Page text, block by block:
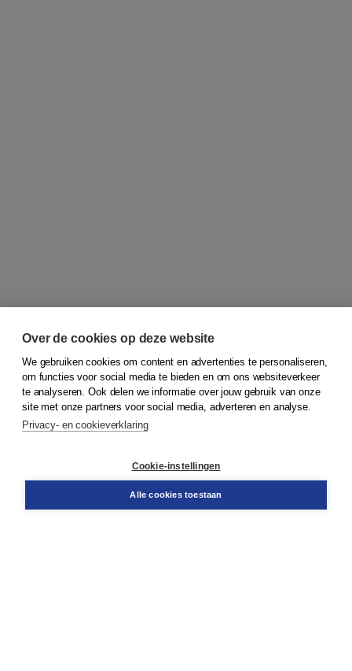
© 2026Koninklijke Boom uitgevers
Bestellen
Over de cookies op deze website
We gebruiken cookies om content en advertenties te personaliseren,
om functies voor social media te bieden en om ons websiteverkeer
te analyseren. Ook delen we informatie over jouw gebruik van onze
site met onze partners voor social media, adverteren en analyse.
Privacy- en cookieverklaring
Cookie-instellingen
Alle cookies toestaan